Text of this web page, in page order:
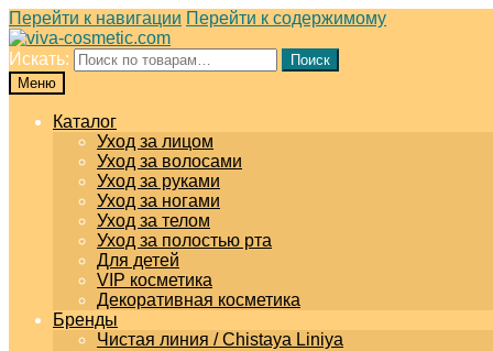
Перейти к навигации Перейти к содержимому
Искать:
Поиск
Меню
Каталог
Уход за лицом
Уход за волосами
Уход за руками
Уход за ногами
Уход за телом
Уход за полостью рта
Для детей
VIP косметика
Декоративная косметика
Бренды
Чистая линия / Chistaya Liniya